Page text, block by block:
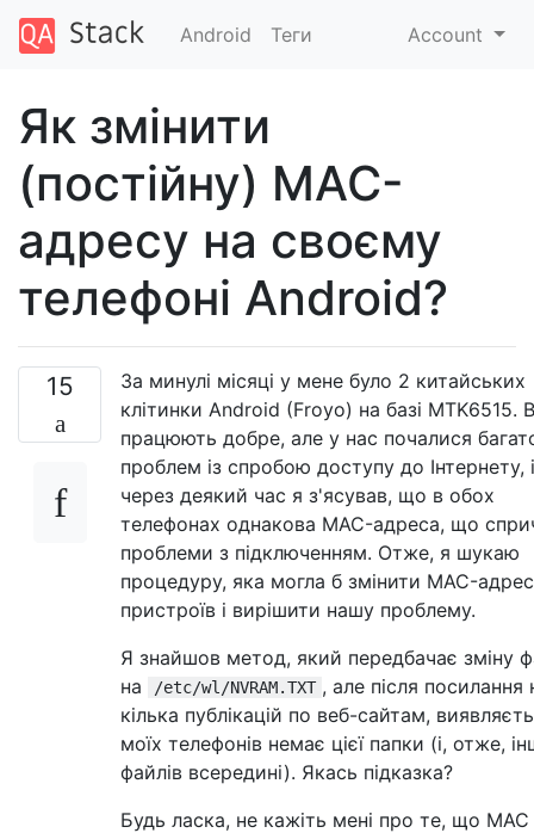
Android Теги Account
Як змінити
(постійну) MAC-
адресу на своєму
телефоні Android?
15
За минулі місяці у мене було 2 китайських
клітинки Android (Froyo) на базі MTK6515.
працюють добре, але у нас почалися
проблем із спробою доступу до Інтернету, і
через деякий час я з'ясував, що в обох
телефонах однакова MAC-адреса, що
проблеми з підключенням. Отже, я шукаю
процедуру, яка могла б змінити MAC-
пристроїв і вирішити нашу проблему.
Я знайшов метод, який передбачає зміну
на
/etc/wl/NVRAM.TXT , але після посилання
кілька публікацій по веб-сайтам,
моїх телефонів немає цієї папки (і, отже,
файлів всередині). Якась підказка?
Будь ласка, не кажіть мені про те, що MAC